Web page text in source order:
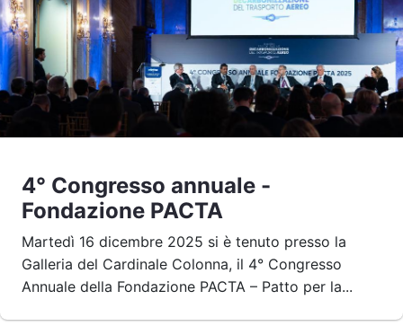
4° Congresso annuale -
Fondazione PACTA
Martedì 16 dicembre 2025 si è tenuto presso la
Galleria del Cardinale Colonna, il 4° Congresso
Annuale della Fondazione PACTA – Patto per la...